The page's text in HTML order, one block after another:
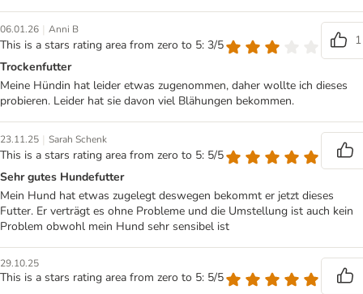
06.01.26 | Anni B
This is a stars rating area from zero to 5: 3/5
1
Trockenfutter
Meine Hündin hat leider etwas zugenommen, daher wollte ich dieses
probieren. Leider hat sie davon viel Blähungen bekommen.
23.11.25 | Sarah Schenk
This is a stars rating area from zero to 5: 5/5
Sehr gutes Hundefutter
Mein Hund hat etwas zugelegt deswegen bekommt er jetzt dieses
Futter. Er verträgt es ohne Probleme und die Umstellung ist auch kein
Problem obwohl mein Hund sehr sensibel ist
29.10.25
This is a stars rating area from zero to 5: 5/5